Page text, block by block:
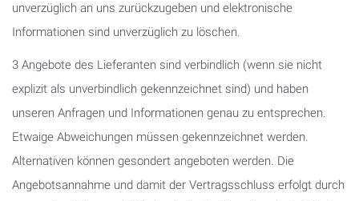
unverzüglich an uns zurückzugeben und elektronische
Informationen sind unverzüglich zu löschen.
3 Angebote des Lieferanten sind verbindlich (wenn sie nicht
explizit als unverbindlich gekennzeichnet sind) und haben
unseren Anfragen und Informationen genau zu entsprechen.
Etwaige Abweichungen müssen gekennzeichnet werden.
Alternativen können gesondert angeboten werden. Die
Angebotsannahme und damit der Vertragsschluss erfolgt durch